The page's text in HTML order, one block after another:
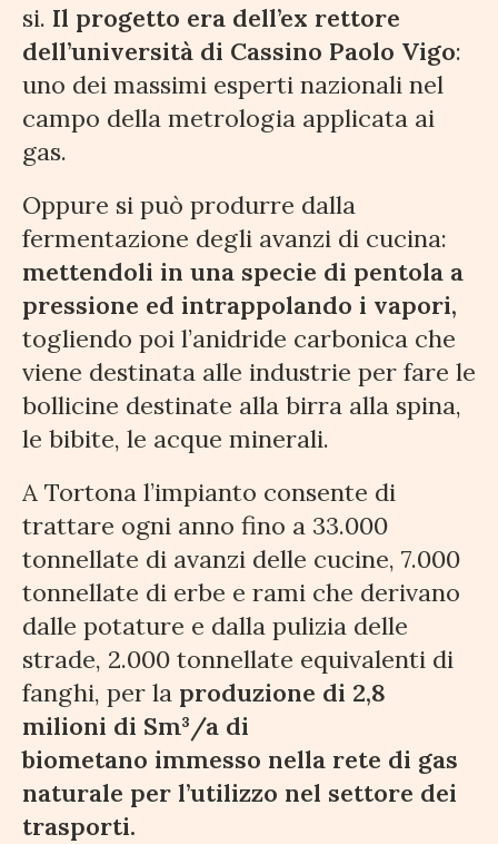
si. Il progetto era dell’ex rettore
dell’università di Cassino Paolo Vigo:
uno dei massimi esperti nazionali nel
campo della metrologia applicata ai
gas.
Oppure si può produrre dalla
fermentazione degli avanzi di cucina:
mettendoli in una specie di pentola a
pressione ed intrappolando i vapori,
togliendo poi l’anidride carbonica che
viene destinata alle industrie per fare le
bollicine destinate alla birra alla spina,
le bibite, le acque minerali.
A Tortona l’impianto consente di
trattare ogni anno fino a 33.000
tonnellate di avanzi delle cucine, 7.000
tonnellate di erbe e rami che derivano
dalle potature e dalla pulizia delle
strade, 2.000 tonnellate equivalenti di
fanghi, per la produzione di 2,8
milioni di Sm³/a di
biometano immesso nella rete di gas
naturale per l’utilizzo nel settore dei
trasporti.